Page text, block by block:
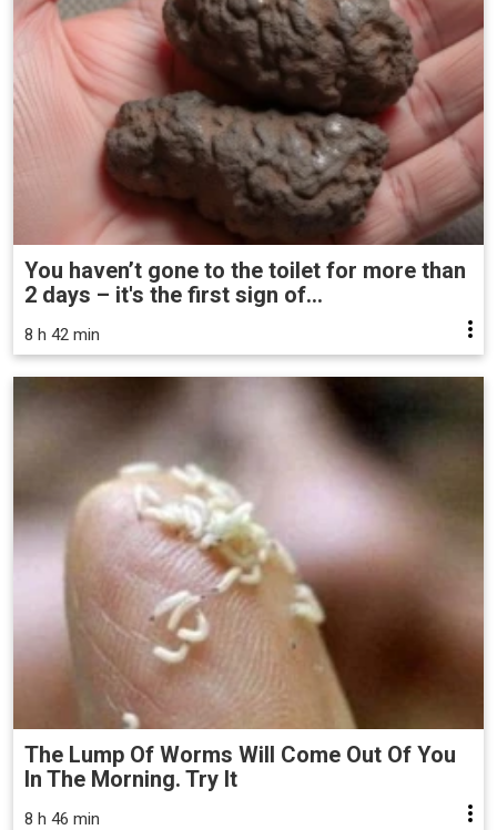
You haven’t gone to the toilet for more than
2 days – it's the first sign of...
8 h 42 min
The Lump Of Worms Will Come Out Of You
In The Morning. Try It
8 h 46 min